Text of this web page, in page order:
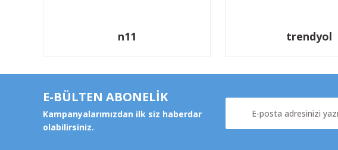
n11 trendyol
E-BÜLTEN ABONELİK
Kampanyalarımızdan ilk siz haberdar
olabilirsiniz.